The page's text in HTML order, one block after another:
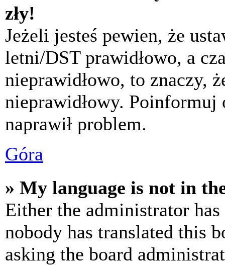
zły!
Jeżeli jesteś pewien, że
letni/DST prawidłowo, a
nieprawidłowo, to znaczy,
nieprawidłowy.
naprawił problem.
Góra
» My language is not in
Either the administrator
nobody has translated this
asking the board